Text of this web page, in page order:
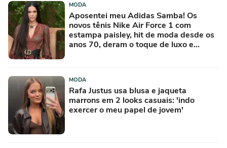
MODA
Aposentei meu Adidas Samba! Os
novos tênis Nike Air Force 1 com
estampa paisley, hit de moda desde os
anos 70, deram o toque de luxo e
MODA
Rafa Justus usa blusa e jaqueta
marrons em 2 looks casuais: 'indo
exercer o meu papel de jovem'